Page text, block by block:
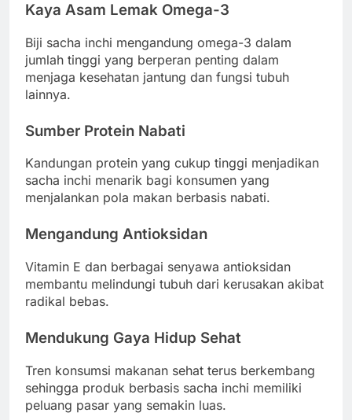
Kaya Asam Lemak Omega-3
Biji sacha inchi mengandung omega-3 dalam
jumlah tinggi yang berperan penting dalam
menjaga kesehatan jantung dan fungsi tubuh
lainnya.
Sumber Protein Nabati
Kandungan protein yang cukup tinggi menjadikan
sacha inchi menarik bagi konsumen yang
menjalankan pola makan berbasis nabati.
Mengandung Antioksidan
Vitamin E dan berbagai senyawa antioksidan
membantu melindungi tubuh dari kerusakan akibat
radikal bebas.
Mendukung Gaya Hidup Sehat
Tren konsumsi makanan sehat terus berkembang
sehingga produk berbasis sacha inchi memiliki
peluang pasar yang semakin luas.